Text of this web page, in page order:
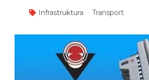
Infrastruktura Transport
zgodność z międzynarodowymi
Kontroli Dostępu – #Honeywell
bezpieczne i scentralizowane
do stref ograniczonego i krytycznego
umożliwiając kontrolowany przepływ
zwiększone bezpieczeństwo oraz